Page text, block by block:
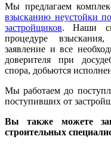
Мы предлагаем
взысканию неустойки
застройщиков. Наши
процедуре
заявление и все
доверителя при
спора, добьются
Мы работаем до
поступивших от
Вы также можете
строительных